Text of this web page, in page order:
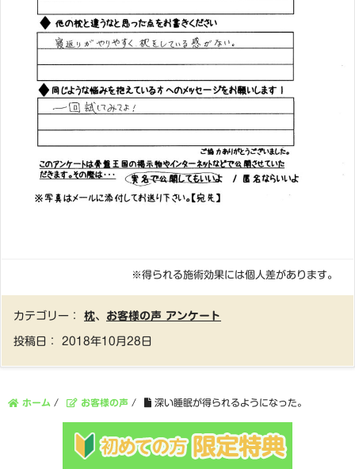
※得られる施術効果には個人差があります。
カテゴリー： 枕、 お客様の声 アンケート
投稿日： 2018年10月28日
ホーム / お客様の声 / 深い睡眠が得られるようになった。